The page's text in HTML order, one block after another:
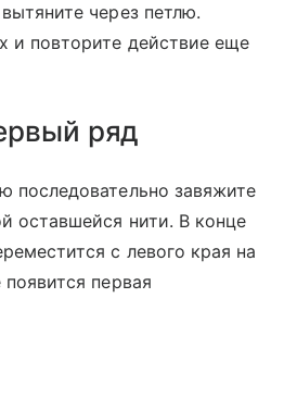
через петлю.
и повторите действие еще
ряд
последовательно завяжите
оставшейся нити. В конце
с левого края на
первая